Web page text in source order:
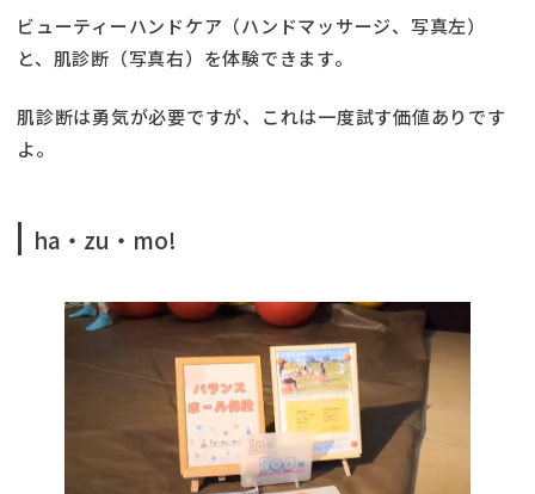
ビューティーハンドケア（ハンドマッサージ、写真左）
と、肌診断（写真右）を体験できます。
肌診断は勇気が必要ですが、これは一度試す価値ありです
よ。
ha・zu・mo!